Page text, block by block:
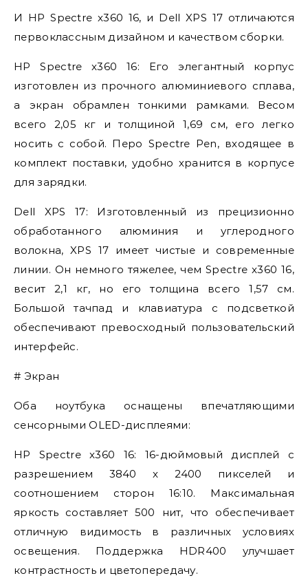
И HP Spectre x360 16, и Dell XPS 17 отличаются
первоклассным дизайном и качеством сборки.
HP Spectre x360 16: Его элегантный корпус
изготовлен из прочного алюминиевого сплава,
а экран обрамлен тонкими рамками. Весом
всего 2,05 кг и толщиной 1,69 см, его легко
носить с собой. Перо Spectre Pen, входящее в
комплект поставки, удобно хранится в корпусе
для зарядки.
Dell XPS 17: Изготовленный из прецизионно
обработанного алюминия и углеродного
волокна, XPS 17 имеет чистые и современные
линии. Он немного тяжелее, чем Spectre x360 16,
весит 2,1 кг, но его толщина всего 1,57 см.
Большой тачпад и клавиатура с подсветкой
обеспечивают превосходный пользовательский
интерфейс.
# Экран
Оба ноутбука оснащены впечатляющими
сенсорными OLED-дисплеями:
HP Spectre x360 16: 16-дюймовый дисплей с
разрешением 3840 x 2400 пикселей и
соотношением сторон 16:10. Максимальная
яркость составляет 500 нит, что обеспечивает
отличную видимость в различных условиях
освещения. Поддержка HDR400 улучшает
контрастность и цветопередачу.